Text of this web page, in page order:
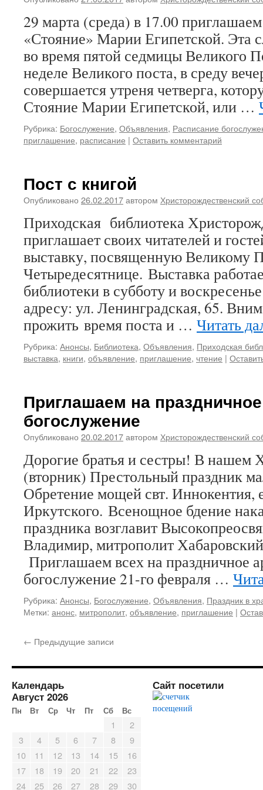
29 марта (среда) в 17.00
«Стояние» Марии Египетской. Эта
во время пятой седмицы Великого
неделе Великого поста, в среду
совершается утреня четверга,
Стояние Марии Египетской, или …
Рубрика: Богослужение, Объявления, Расписание
приглашение, расписание | Оставить комментарий
Пост с книгой
Опубликовано 26.02.2017автором Христорождественский
Приходская библиотека
приглашает своих читателей и
выставку, посвященную Великому
Четыредесятнице. Выставка
библиотеки в субботу и
адресу: ул. Ленинградская, 65.
прожить время поста и … Читать
Рубрика: Анонсы, Библиотека, Объявления, Приходская
выставка, книги, объявление, приглашение, чтение |
Приглашаем на
богослужение
Опубликовано 20.02.2017автором Христорождественский
Дорогие братья и сестры! В нашем
(вторник) Престольный праздник
Обретение мощей свт. Иннокентия,
Иркутского. Всенощное бдение
праздника возглавит
Владимир, митрополит
Приглашаем всех на праздничное
богослужение 21-го февраля …
Рубрика: Анонсы, Богослужение, Объявления, Праздник в
Метки: анонс, митрополит, объявление, приглашение |
← Предыдущие записи
Календарь
Август 2026
Пн Вт Ср Чт Пт Сб Вс
1
2
3
4 5 6 7 8
9
10
11 12 13 14 15
16
17
18 19 20 21 22
23
24
25 26 27 28 29
30
Сайт посетили